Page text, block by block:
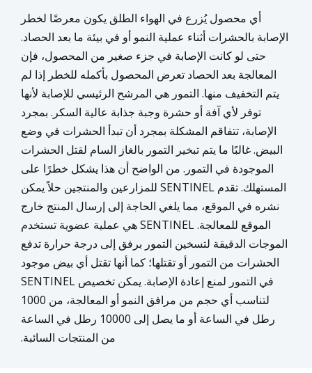
أي محصول يُزرع في الهواء الطلق يكون معرضًا لخطر
الإصابة بالحشرات أثناء عملية النمو أو في بيئة ما بعد الحصاد.
حتى لو كانت الإصابة في جزء صغير من المحصول، فإن
المعالجة بعد الحصاد تعرض المحصول بأكمله للخطر إذا لم
يتم التخفيف منها. التمور هي المرشح الرئيسي للإصابة لأنها
توفر لأي آفة أو حشرة وجبة جذابة عالية السكر. بمجرد
الإصابة، تتفاقم المشكلة بمجرد أن تبدأ الحشرات في وضع
البيض. غالبًا ما يتم تبخير التمور بالغاز السام لقتل الحشرات
الموجودة في التمور. من الواضح أن هذا يشكل خطرًا على
المستهلك. تقدم SENTINEL للمزارعين والمنتجين حلاً يمكن
نشره في الموقع، مما يلغي الحاجة إلى إرسال المنتج خارج
الموقع للمعالجة. SENTINEL هي عملية عضوية تستخدم
الموجات الدقيقة لتسخين التمور برفق إلى درجة حرارة تدفع
الحشرات من التمور أو تقتلها؛ كما أنها تقتل أي بيض موجود
في التمور لمنع إعادة الإصابة. يمكن تخصيص SENTINEL
لتناسب أي حجم من مرافق النمو أو المعالجة، من 1000
رطل في الساعة أو ما يصل إلى 10000 رطل في الساعة
من المنتجات السائبة.